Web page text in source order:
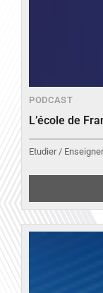
PODCAST
L’école de
Etudier /